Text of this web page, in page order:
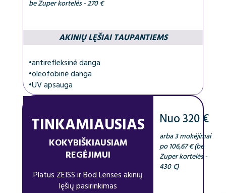
be Zuper kortelės - 270 €
AKINIŲ LĘŠIAI TAUPANTIEMS
•antirefleksinė danga
•oleofobinė danga
•UV apsauga
TINKAMIAUSIAS
KOKYBIŠKIAUSIAM
REGĖJIMUI
Platus ZEISS ir Bod Lenses akinių
lęšių pasirinkimas
Nuo 320 €
arba 3 mokėjimai
po 106,67 € (be
Zuper kortelės -
430 €)